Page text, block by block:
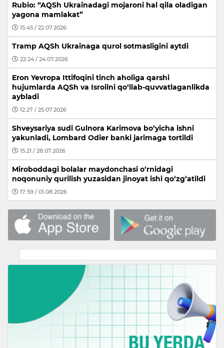
Rubio: “AQSh Ukrainadagi mojaroni hal qila oladigan
yagona mamlakat”
15:45 / 22.07.2026
Tramp AQSh Ukrainaga qurol sotmasligini aytdi
22:24 / 24.07.2026
Eron Yevropa Ittifoqini tinch aholiga qarshi
hujumlarda AQSh va Isroilni qo‘llab-quvvatlaganlikda
aybladi
12:27 / 25.07.2026
Shveysariya sudi Gulnora Karimova bo‘yicha ishni
yakunladi, Lombard Odier banki jarimaga tortildi
15:21 / 28.07.2026
Miroboddagi bolalar maydonchasi o‘rnidagi
noqonuniy qurilish yuzasidan jinoyat ishi qo‘zg‘atildi
17:59 / 01.08.2026